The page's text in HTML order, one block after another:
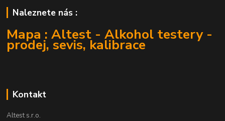
Naleznete nás :
Mapa : Altest - Alkohol testery -
prodej, sevis, kalibrace
Kontakt
Altest s.r.o.